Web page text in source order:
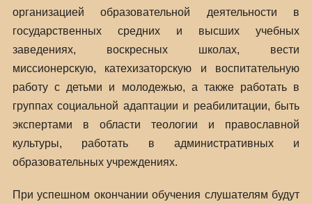
организацией образовательной деятельности в
государственных средних и высших учебных
заведениях, воскресных школах, вести
миссионерскую, катехизаторскую и воспитательную
работу с детьми и молодежью, а также работать в
группах социальной адаптации и реабилитации, быть
экспертами в области теологии и православной
культуры, работать в административных и
образовательных учреждениях.
При успешном окончании обучения слушателям будут